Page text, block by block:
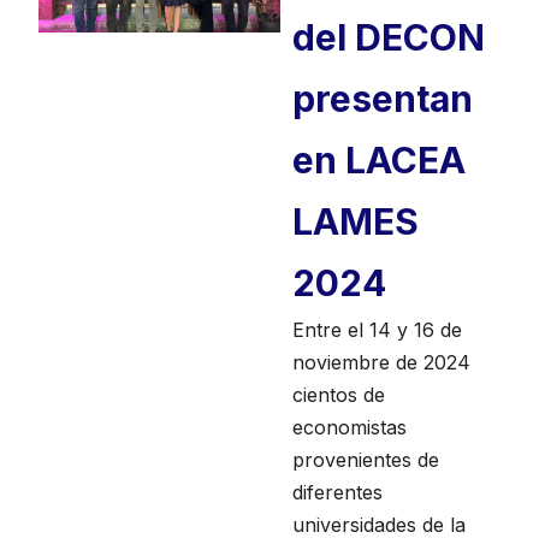
del DECON
presentan
en LACEA
LAMES
2024
Entre el 14 y 16 de
noviembre de 2024
cientos de
economistas
provenientes de
diferentes
universidades de la